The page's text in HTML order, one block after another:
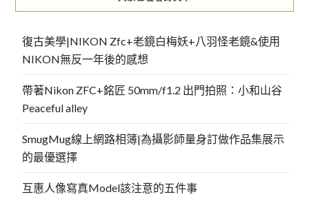
復古美學|NIKON Zfc+老鏡白梅妖+八羽怪老鏡&使用
NIKON無反一年後的感想
帶著Nikon ZFC+銘匠 50mm/f1.2 出門拍照：小和山谷
Peaceful alley
SmugMug線上網路相簿|為攝影師量身訂做作品集展示
的最優選擇
互惠人像寫真Model該注意的五件事